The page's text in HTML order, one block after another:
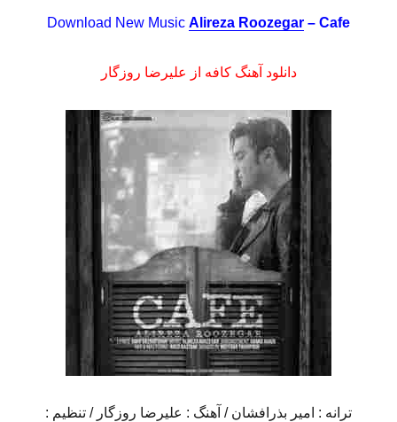
Download New Music Alireza Roozegar – Cafe
دانلود آهنگ کافه از علیرضا روزگار
ترانه : امیر بذرافشان / آهنگ : علیرضا روزگار / تنظیم :